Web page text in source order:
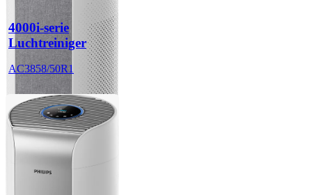
4000i-serie
Luchtreiniger
AC3858/50R1